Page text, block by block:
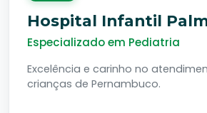
Hospital Infantil
Especializado em Pediatria
Excelência e carinho no
crianças de Pernambuco.